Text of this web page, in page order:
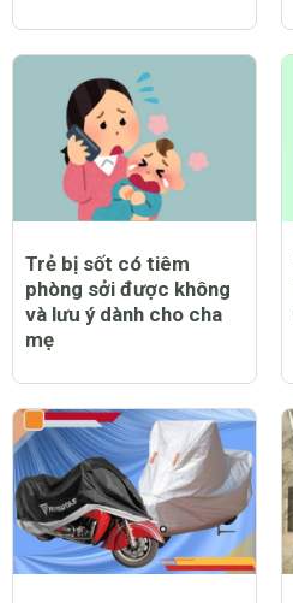
Trẻ bị sốt có tiêm
phòng sởi được không
và lưu ý dành cho cha
mẹ